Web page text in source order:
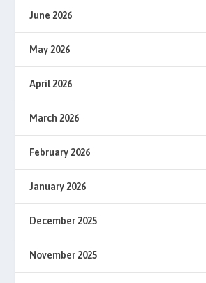
June 2026
May 2026
April 2026
March 2026
February 2026
January 2026
December 2025
November 2025